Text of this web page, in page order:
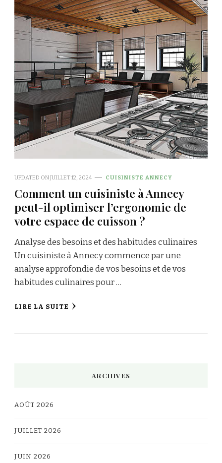
UPDATED ONJUILLET 12, 2024 CUISINISTE ANNECY
Comment un cuisiniste à Annecy
peut-il optimiser l’ergonomie de
votre espace de cuisson ?
Analyse des besoins et des habitudes culinaires
Un cuisiniste à Annecy commence par une
analyse approfondie de vos besoins et de vos
habitudes culinaires pour …
LIRE LA SUITE
ARCHIVES
AOÛT 2026
JUILLET 2026
JUIN 2026